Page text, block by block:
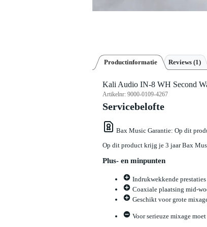
Productinformatie Reviews (1)
Kali Audio IN-8 WH Second
Artikelnr: 9000-0109-4267
Servicebelofte
Bax Music Garantie: Op dit
Op dit product krijg je 3 jaar Bax
Plus- en minpunten
Indrukwekkende
Coaxiale plaatsing mid-
Geschikt voor grote
Voor serieuze mixage